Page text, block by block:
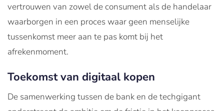
vertrouwen van zowel de consument als de handelaar
waarborgen in een proces waar geen menselijke
tussenkomst meer aan te pas komt bij het
afrekenmoment.
Toekomst van digitaal kopen
De samenwerking tussen de bank en de techgigant